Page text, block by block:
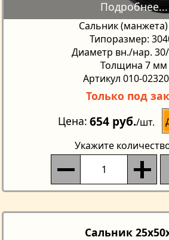
Сальник (манжета)
Типоразмер:
Диаметр вн./нар.
Толщина 7 мм
Артикул 010-
Только под
Цена 654 руб./шт.
Укажите
Сальник